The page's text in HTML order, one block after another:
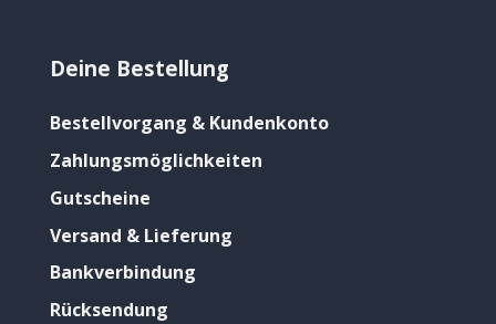
Deine Bestellung
Bestellvorgang & Kundenkonto
Zahlungsmöglichkeiten
Gutscheine
Versand & Lieferung
Bankverbindung
Rücksendung